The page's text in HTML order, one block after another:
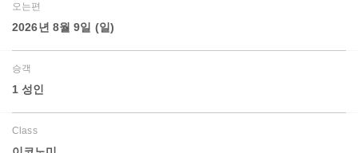
오는편
2026년 8월 9일 (일)
승객
1 성인
Class